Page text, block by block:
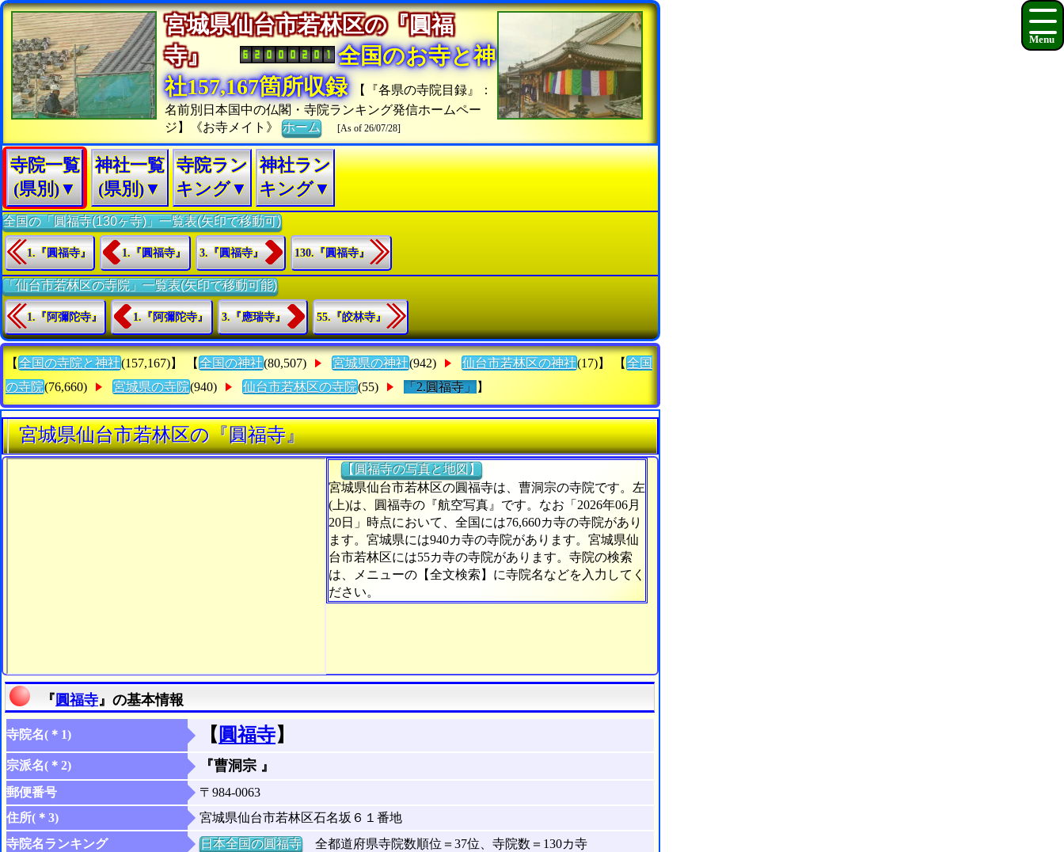
宮城県仙台市若林区の『圓福
寺』
全国のお寺と神
社157,167箇所収録
【『各県の寺院目録』：
名前別日本国中の仏閣・寺院ランキング発信ホームペー
ジ】《お寺メイト》ホーム [As of 26/07/28]
寺院一覧
(県別)▼
神社一覧
(県別)▼
寺院ラン
キング▼
神社ラン
キング▼
全国の「圓福寺(130ヶ寺)」一覧表(矢印で移動可)
1.『圓福寺』 1.『圓福寺』 3.『圓福寺』 130.『圓福寺』
「仙台市若林区の寺院」一覧表(矢印で移動可能)
1.『阿彌陀寺』 1.『阿彌陀寺』 3.『應瑞寺』 55.『皎林寺』
【 全国の寺院と神社(157,167)】 【 全国の神社(80,507) 宮城県の神社(942) 仙台市若林区の神社(17)】 【 全国
の寺院(76,660) 宮城県の寺院(940) 仙台市若林区の寺院(55) 「2.圓福寺」 】
宮城県仙台市若林区の『圓福寺』
【圓福寺の写真と地図】
宮城県仙台市若林区の圓福寺は、曹洞宗の寺院です。左
(上)は、圓福寺の『航空写真』です。なお「2026年06月
20日」時点において、全国には76,660カ寺の寺院があり
ます。宮城県には940カ寺の寺院があります。宮城県仙
台市若林区には55カ寺の寺院があります。寺院の検索
は、メニューの【全文検索】に寺院名などを入力してく
ださい。
『 圓福寺』の基本情報
寺院名(＊1) 【 圓福寺】
宗派名(＊2) 『曹洞宗 』
郵便番号
〒984-0063
住所(＊3)
宮城県仙台市若林区石名坂６１番地
寺院名ランキング
日本全国の圓福寺全都道府県寺院数順位＝37位、寺院数＝130カ寺